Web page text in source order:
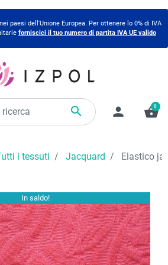
paesi dell'Unione Europea. Per ottenere lo 0% di IVA
forniscici il tuo numero di partita IVA UE valido
 person shopping_basket
0
i tessuti Jacquard Elastico
In saldo!